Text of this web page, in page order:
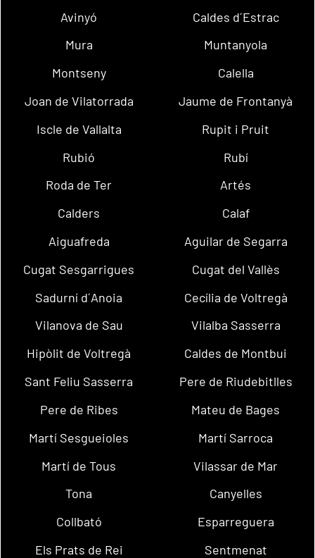
Avinyó
Caldes d´Estrac
Mura
Muntanyola
Montseny
Calella
Joan de Vilatorrada
Jaume de Frontanyà
Iscle de Vallalta
Rupit i Pruit
Rubió
Rubí
Roda de Ter
Artés
Calders
Calaf
Aiguafreda
Aguilar de Segarra
Cugat Sesgarrigues
Cugat del Vallès
Sadurní d´Anoia
Cecília de Voltregà
Vilanova de Sau
Vilalba Sasserra
Hipòlit de Voltregà
Caldes de Montbui
Sant Feliu Sasserra
Pere de Riudebitlles
Pere de Ribes
Mateu de Bages
Martí Sesgueioles
Martí Sarroca
Martí de Tous
Vilassar de Mar
Tona
Canyelles
Collbató
Esparreguera
Els Prats de Rei
Sentmenat